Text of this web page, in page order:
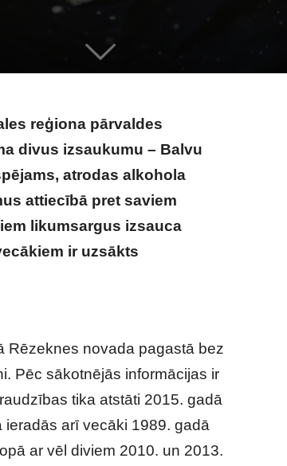
reģiona pārvaldes
divus izsaukumu – Balvu
atrodas alkohola
attiecībā pret saviem
likumsargus izsauca
ir uzsākts
Rēzeknes novada pagastā bez
Pēc sākotnējās informācijas ir
tika atstāti 2015. gadā
arī vecāki 1989. gadā
ar vēl diviem 2010. un 2013.